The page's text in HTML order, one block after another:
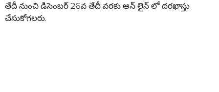
తేదీ నుంచి డిసెంబర్ 26వ తేదీ వరకు ఆన్ లైన్ లో దరఖాస్తు
చేసుకోగలరు.